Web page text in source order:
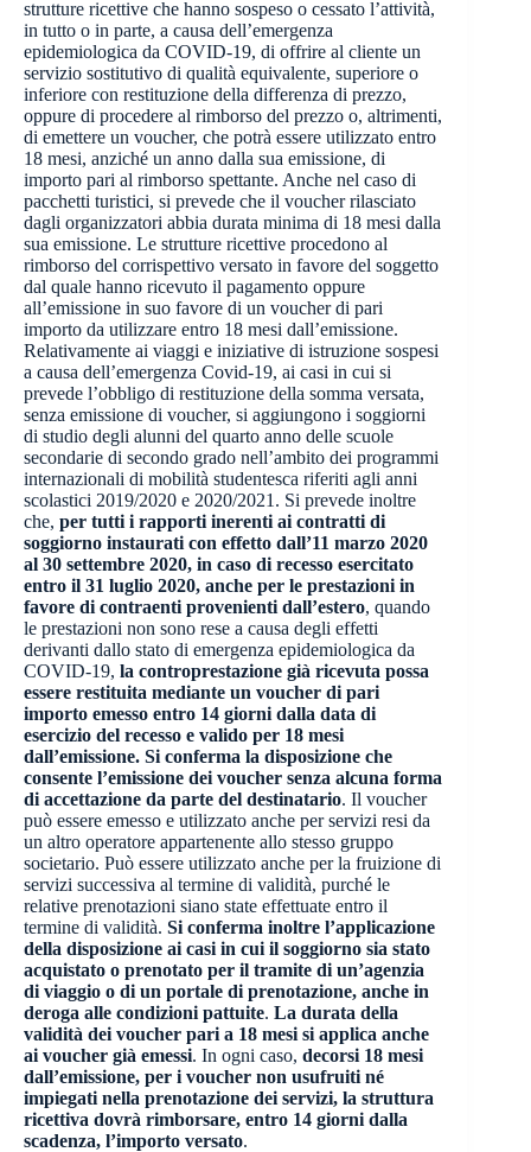
strutture ricettive che hanno sospeso o cessato l’attività,
in tutto o in parte, a causa dell’emergenza
epidemiologica da COVID-19, di offrire al cliente un
servizio sostitutivo di qualità equivalente, superiore o
inferiore con restituzione della differenza di prezzo,
oppure di procedere al rimborso del prezzo o, altrimenti,
di emettere un voucher, che potrà essere utilizzato entro
18 mesi, anziché un anno dalla sua emissione, di
importo pari al rimborso spettante. Anche nel caso di
pacchetti turistici, si prevede che il voucher rilasciato
dagli organizzatori abbia durata minima di 18 mesi dalla
sua emissione. Le strutture ricettive procedono al
rimborso del corrispettivo versato in favore del soggetto
dal quale hanno ricevuto il pagamento oppure
all’emissione in suo favore di un voucher di pari
importo da utilizzare entro 18 mesi dall’emissione.
Relativamente ai viaggi e iniziative di istruzione sospesi
a causa dell’emergenza Covid-19, ai casi in cui si
prevede l’obbligo di restituzione della somma versata,
senza emissione di voucher, si aggiungono i soggiorni
di studio degli alunni del quarto anno delle scuole
secondarie di secondo grado nell’ambito dei programmi
internazionali di mobilità studentesca riferiti agli anni
scolastici 2019/2020 e 2020/2021. Si prevede inoltre
che, per tutti i rapporti inerenti ai contratti di
soggiorno instaurati con effetto dall’11 marzo 2020
al 30 settembre 2020, in caso di recesso esercitato
entro il 31 luglio 2020, anche per le prestazioni in
favore di contraenti provenienti dall’estero, quando
le prestazioni non sono rese a causa degli effetti
derivanti dallo stato di emergenza epidemiologica da
COVID-19, la controprestazione già ricevuta possa
essere restituita mediante un voucher di pari
importo emesso entro 14 giorni dalla data di
esercizio del recesso e valido per 18 mesi
dall’emissione. Si conferma la disposizione che
consente l’emissione dei voucher senza alcuna forma
di accettazione da parte del destinatario. Il voucher
può essere emesso e utilizzato anche per servizi resi da
un altro operatore appartenente allo stesso gruppo
societario. Può essere utilizzato anche per la fruizione di
servizi successiva al termine di validità, purché le
relative prenotazioni siano state effettuate entro il
termine di validità. Si conferma inoltre l’applicazione
della disposizione ai casi in cui il soggiorno sia stato
acquistato o prenotato per il tramite di un’agenzia
di viaggio o di un portale di prenotazione, anche in
deroga alle condizioni pattuite. La durata della
validità dei voucher pari a 18 mesi si applica anche
ai voucher già emessi. In ogni caso, decorsi 18 mesi
dall’emissione, per i voucher non usufruiti né
impiegati nella prenotazione dei servizi, la struttura
ricettiva dovrà rimborsare, entro 14 giorni dalla
scadenza, l’importo versato.